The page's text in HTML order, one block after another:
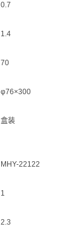
0.7
1.4
70
φ76×300
盒装
MHY-22122
1
2.3